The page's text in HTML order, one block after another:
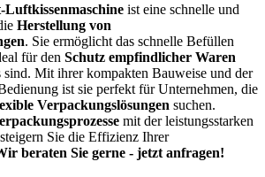
ist eine schnelle und
Herstellung von
. Sie ermöglicht das schnelle Befüllen
für den Schutz empfindlicher Waren
sind. Mit ihrer kompakten Bauweise und der
ist sie perfekt für Unternehmen, die
Verpackungslösungen suchen.
mit der leistungsstarken
Sie die Effizienz Ihrer
beraten Sie gerne - jetzt anfragen!